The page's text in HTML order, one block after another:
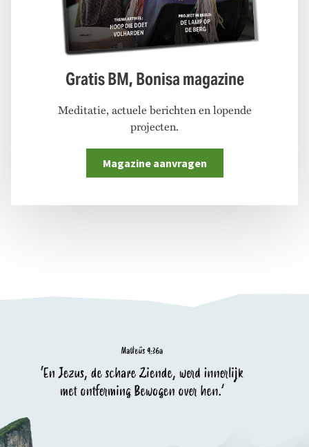
Gratis BM, Bonisa magazine
Meditatie, actuele berichten en lopende
projecten.
Magazine aanvragen